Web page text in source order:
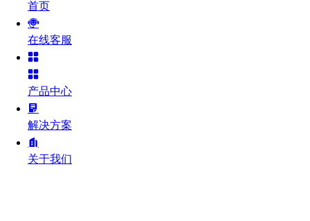
首页
在线客服
产品中心
解决方案
关于我们